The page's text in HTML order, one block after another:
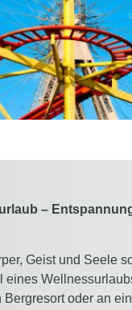
–
Geist und Seele
eines
oder an